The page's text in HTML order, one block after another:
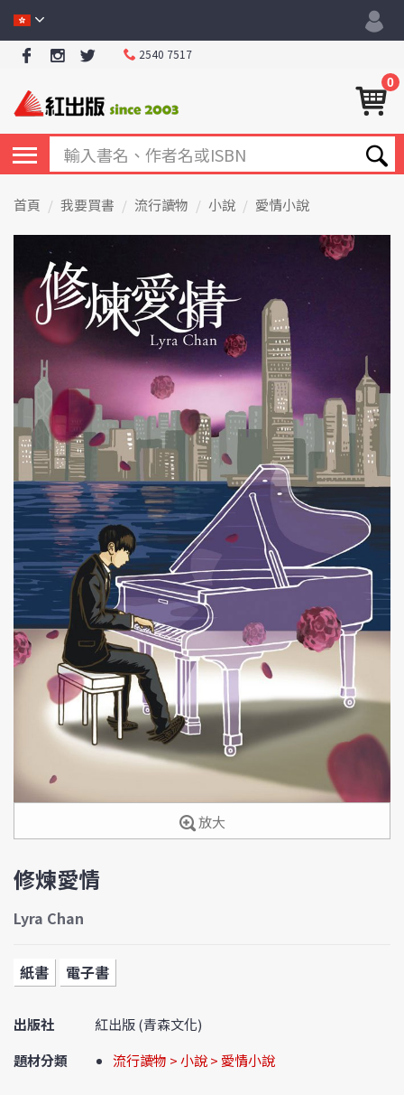
2540 7517
0
首頁 我要買書 流行讀物 小說 愛情小說
放大
修煉愛情
Lyra Chan
紙書 電子書
出版社
紅出版 (青森文化)
題材分類
流行讀物 > 小說 > 愛情小說